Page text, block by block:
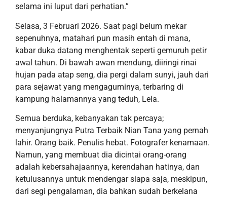
selama ini luput dari perhatian.”
Selasa, 3 Februari 2026. Saat pagi belum mekar
sepenuhnya, matahari pun masih entah di mana,
kabar duka datang menghentak seperti gemuruh petir
awal tahun. Di bawah awan mendung, diiringi rinai
hujan pada atap seng, dia pergi dalam sunyi, jauh dari
para sejawat yang mengaguminya, terbaring di
kampung halamannya yang teduh, Lela.
Semua berduka, kebanyakan tak percaya;
menyanjungnya Putra Terbaik Nian Tana yang pernah
lahir. Orang baik. Penulis hebat. Fotografer kenamaan.
Namun, yang membuat dia dicintai orang-orang
adalah kebersahajaannya, kerendahan hatinya, dan
ketulusannya untuk mendengarsiapa saja, meskipun,
dari segi pengalaman, dia bahkan sudah berkelana